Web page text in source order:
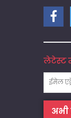
लेटेस्ट
अभी